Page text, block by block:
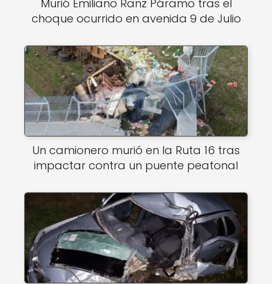
Murió Emiliano Ranz Páramo tras el
choque ocurrido en avenida 9 de Julio
Un camionero murió en la Ruta 16 tras
impactar contra un puente peatonal